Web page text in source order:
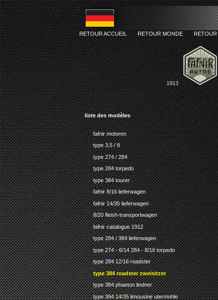
liste des modèles
fafnir motoren
type 3,5 / 8
type 274 / 284
type 284 torpedo
type 384 tourer
fafnir 8/16 lieferwagen
fafnir 14/35 lieferwagen
8/20 fleish-transportwagen
fafnir catalogue 1912
type 284 / 384 lieferwagen
type 274 - 6/14 284 - 8/16 torpedo
type 284 12/16 roadster
type 384 roadster zweisitzer
type 384 phaeton lindner
type 394 14/35 limousine utermohle
RETOUR ACCUEIL-RETOUR MONDE-RETOUR
1913